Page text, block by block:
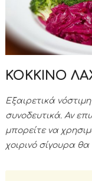
ΚΟΚΚΙΝΟ
Εξαιρετικά
συνοδευτικά. Αν
μπορείτε να
χοιρινό σίγουρα θα